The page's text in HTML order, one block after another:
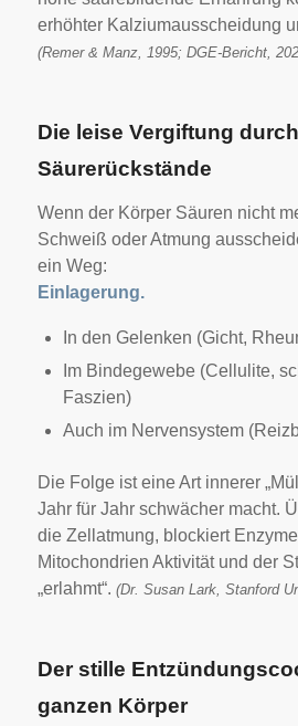
erhöhter Kalziumausscheidung
(Remer & Manz, 1995; DGE-Bericht,
Die leise Vergiftung
Säurerückstände
Wenn der Körper Säuren nicht
Schweiß oder Atmung
ein Weg:
Einlagerung.
In den Gelenken (Gicht,
Im Bindegewebe (Cellulite,
Faszien)
Auch im Nervensystem
Die Folge ist eine Art innerer
Jahr für Jahr schwächer macht.
die Zellatmung, blockiert
Mitochondrien Aktivität und der
„erlahmt“. (Dr. Susan Lark, Stanford
Der stille
ganzen Körper